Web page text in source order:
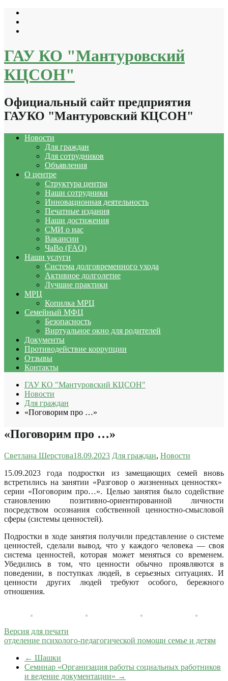
Перейти
содержимому
ГАУ КО "Мантуровский
КЦСОН"
Официальный сайт предприятия
ГАУКО "Мантуровский КЦСОН"
Новости
Для граждан
Для сотрудников
Объявления
О центре
Структура центра
Наши сотрудники
Инновационная деятельность
Печатные издания
Наши достижения
СМИ о нас
Вакансии
ЧаВо (FAQ)
Наши услуги
Система долговременного ухода
Активное долголетие
Лучшие практики
МРЦ
Копилка МРЦ
Семейный МФЦ
Безопасность
Виртуальное окно для родителей
Документы
Противодействие коррупции
Отзывы
Контакты
ГАУ КО "Мантуровский КЦСОН"
Новости
Для граждан
«Поговорим про …»
«Поговорим про …»
Светлана Шерстова18.09.2023 Для граждан, Новости
15.09.2023 года подростки из замещающих семей вновь
встретились на занятии «Разговор о жизненных ценностях»
серии «Поговорим про…». Целью занятия было содействие
становлению позитивно-ориентированной личности
посредством осознания собственной ценностно-смысловой
сферы (системы ценностей).
Подростки в ходе занятия получили представление о системе
ценностей, сделали вывод, что у каждого человека — своя
система ценностей, которая может меняться со временем.
Убедились в том, что ценности обычно проявляются в
поведении, в поступках людей, в серьезных ситуациях. И
ценности других людей требуют особого, бережного
отношения.
Версия для печати
отделение психолого-педагогической помощи семье и детям
← Шашки
Семинар «Организация работы социальных работников
и ведение документации» →